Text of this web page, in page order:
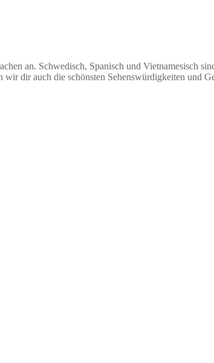
an. Schwedisch, Spanisch und Vietnamesisch
wir dir auch die schönsten Sehenswürdigkeiten und